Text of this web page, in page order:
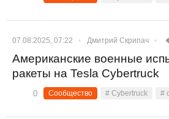
07.08.2025, 07:22 Дмитрий Скрипач
Американские военные
ракеты на Tesla Cybertruck
0 Сообщество # Cybertruck #